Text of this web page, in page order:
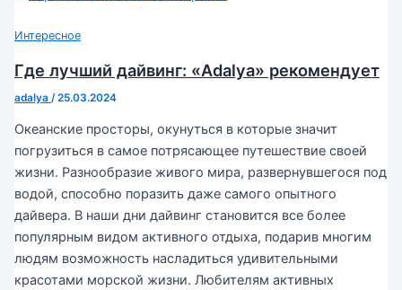
Интересное
Где лучший дайвинг: «Adalya» рекомендует
adalya /25.03.2024
Океанские просторы, окунуться в которые значит
погрузиться в самое потрясающее путешествие своей
жизни. Разнообразие живого мира, развернувшегося под
водой, способно поразить даже самого опытного
дайвера. В наши дни дайвинг становится все более
популярным видом активного отдыха, подарив многим
людям возможность насладиться удивительными
красотами морской жизни. Любителям активных